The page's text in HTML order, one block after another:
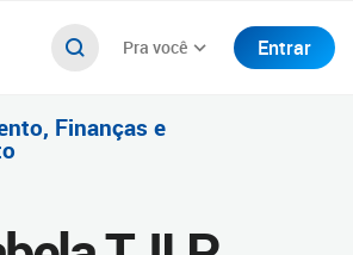
Pra você Entrar
Finanças e